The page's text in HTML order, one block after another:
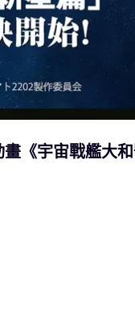
畫《宇宙戰艦大